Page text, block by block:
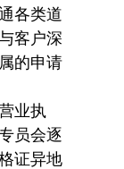
各类道
客户深
的申请
业执
员会逐
证异地